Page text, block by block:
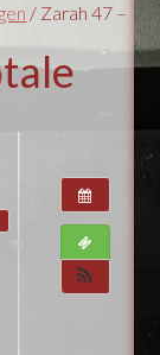
/ Zarah 47 –